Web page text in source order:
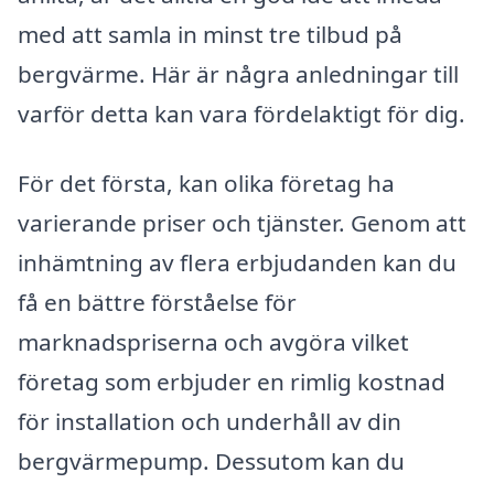
med att samla in minst tre tilbud på
bergvärme. Här är några anledningar till
varför detta kan vara fördelaktigt för dig.
För det första, kan olika företag ha
varierande priser och tjänster. Genom att
inhämtning av flera erbjudanden kan du
få en bättre förståelse för
marknadspriserna och avgöra vilket
företag som erbjuder en rimlig kostnad
för installation och underhåll av din
bergvärmepump. Dessutom kan du